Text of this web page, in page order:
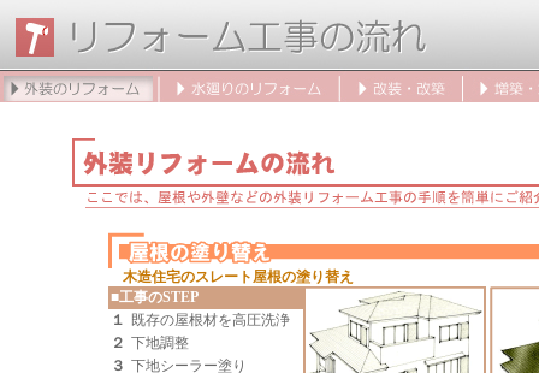
木造住宅のスレート屋根の塗り替え
■工事のSTEP
１ 既存の屋根材を高圧洗浄
２ 下地調整
３ 下地シーラー塗り